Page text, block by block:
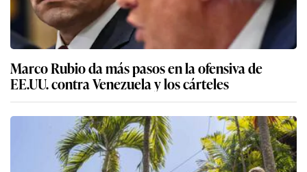
Marco Rubio da más pasos en la ofensiva de
EE.UU. contra Venezuela y los cárteles